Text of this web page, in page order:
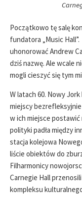
Początkowo tę salę
fundatora „Music
uhonorować Andrew
dziś nazwę. Ale wcale
mogli cieszyć się tym
W latach 60. Nowy
miejscy
w ich miejsce
polityki padła między
stacja kolejowa
liście obiektów do
Filharmonicy
Carnegie Hall
kompleksu